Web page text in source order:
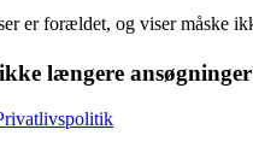
er forældet, og viser måske
længere ansøgninger